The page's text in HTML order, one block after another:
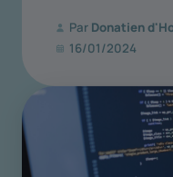
Par Donatien
16/01/2024